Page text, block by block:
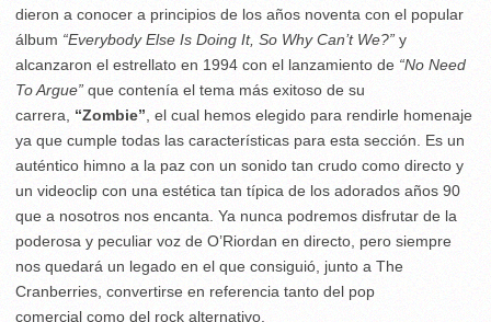
dieron a conocer a principios de los años noventa con el popular
álbum “Everybody Else Is Doing It, So Why Can’t We?” y
alcanzaron el estrellato en 1994 con el lanzamiento de “No Need
To Argue”que contenía el tema más exitoso de su
carrera, “Zombie” , el cual hemos elegido para rendirle homenaje
ya que cumple todas las características para esta sección. Es un
auténtico himno a la paz con un sonido tan crudo como directo y
un videoclip con una estética tan típica de los adorados años 90
que a nosotros nos encanta. Ya nunca podremos disfrutar de la
poderosa y peculiar voz de O’Riordan en directo, pero siempre
nos quedará un legado en el que consiguió, junto a The
Cranberries, convertirse en referencia tanto del pop
comercial como del rock alternativo.